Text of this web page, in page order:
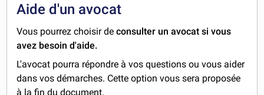
Aide d'un avocat
Vous pourrez choisir deconsulter un avocat si vous
avez besoin d'aide.
L'avocat pourra répondre à vos questions ou vous aider
dans vos démarches. Cette option vous sera proposée
à la fin du document.